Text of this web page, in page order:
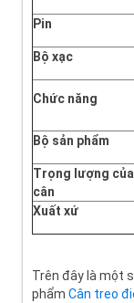
Pin
Bộ xạc
Chức năng
Bộ sản phẩm
Trọng lượng của
cân
Xuất xứ
Trên đây là một
phẩm Cân treo